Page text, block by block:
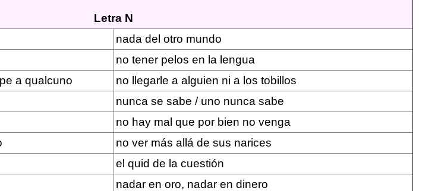
Letra N
nada del otro mundo
no tener pelos en la lengua
a qualcuno
no llegarle a alguien ni a los tobillos
nunca se sabe / uno nunca sabe
no hay mal que por bien no venga
no ver más allá de sus narices
el quid de la cuestión
nadar en oro, nadar en dinero